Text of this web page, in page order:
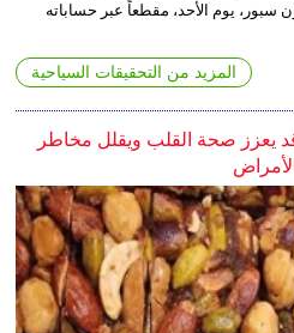
سبور، يوم الأحد، مقطعاً عبر حساباته
المزيد من التحقيقات السياحية
يعزز صحة القلب ويقلل مخاطر
الأمراض